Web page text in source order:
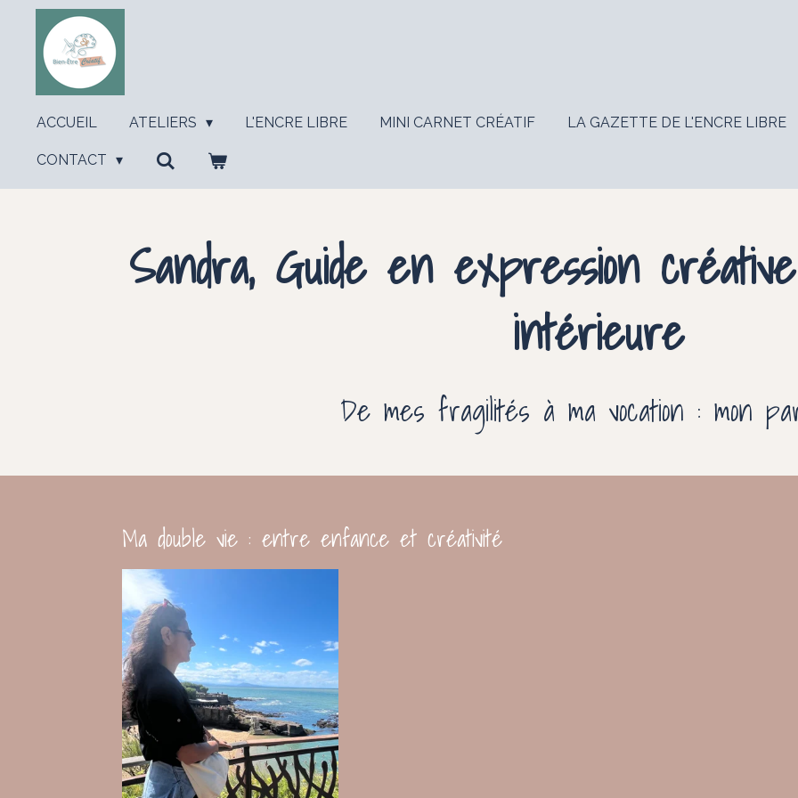
contenu
principal
ACCUEIL ATELIERS L'ENCRE LIBRE MINI CARNET CRÉATIF LA GAZETTE DE L'ENCRE LIBRE
CONTACT
Sandra, Guide en expression
intérieure
De mes fragilités à ma vocation : mon
Ma double vie : entre enfance et créativité